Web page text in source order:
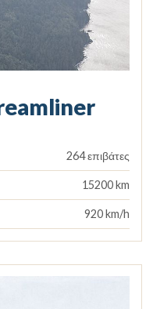
264 επιβάτες
15200 km
920 km/h